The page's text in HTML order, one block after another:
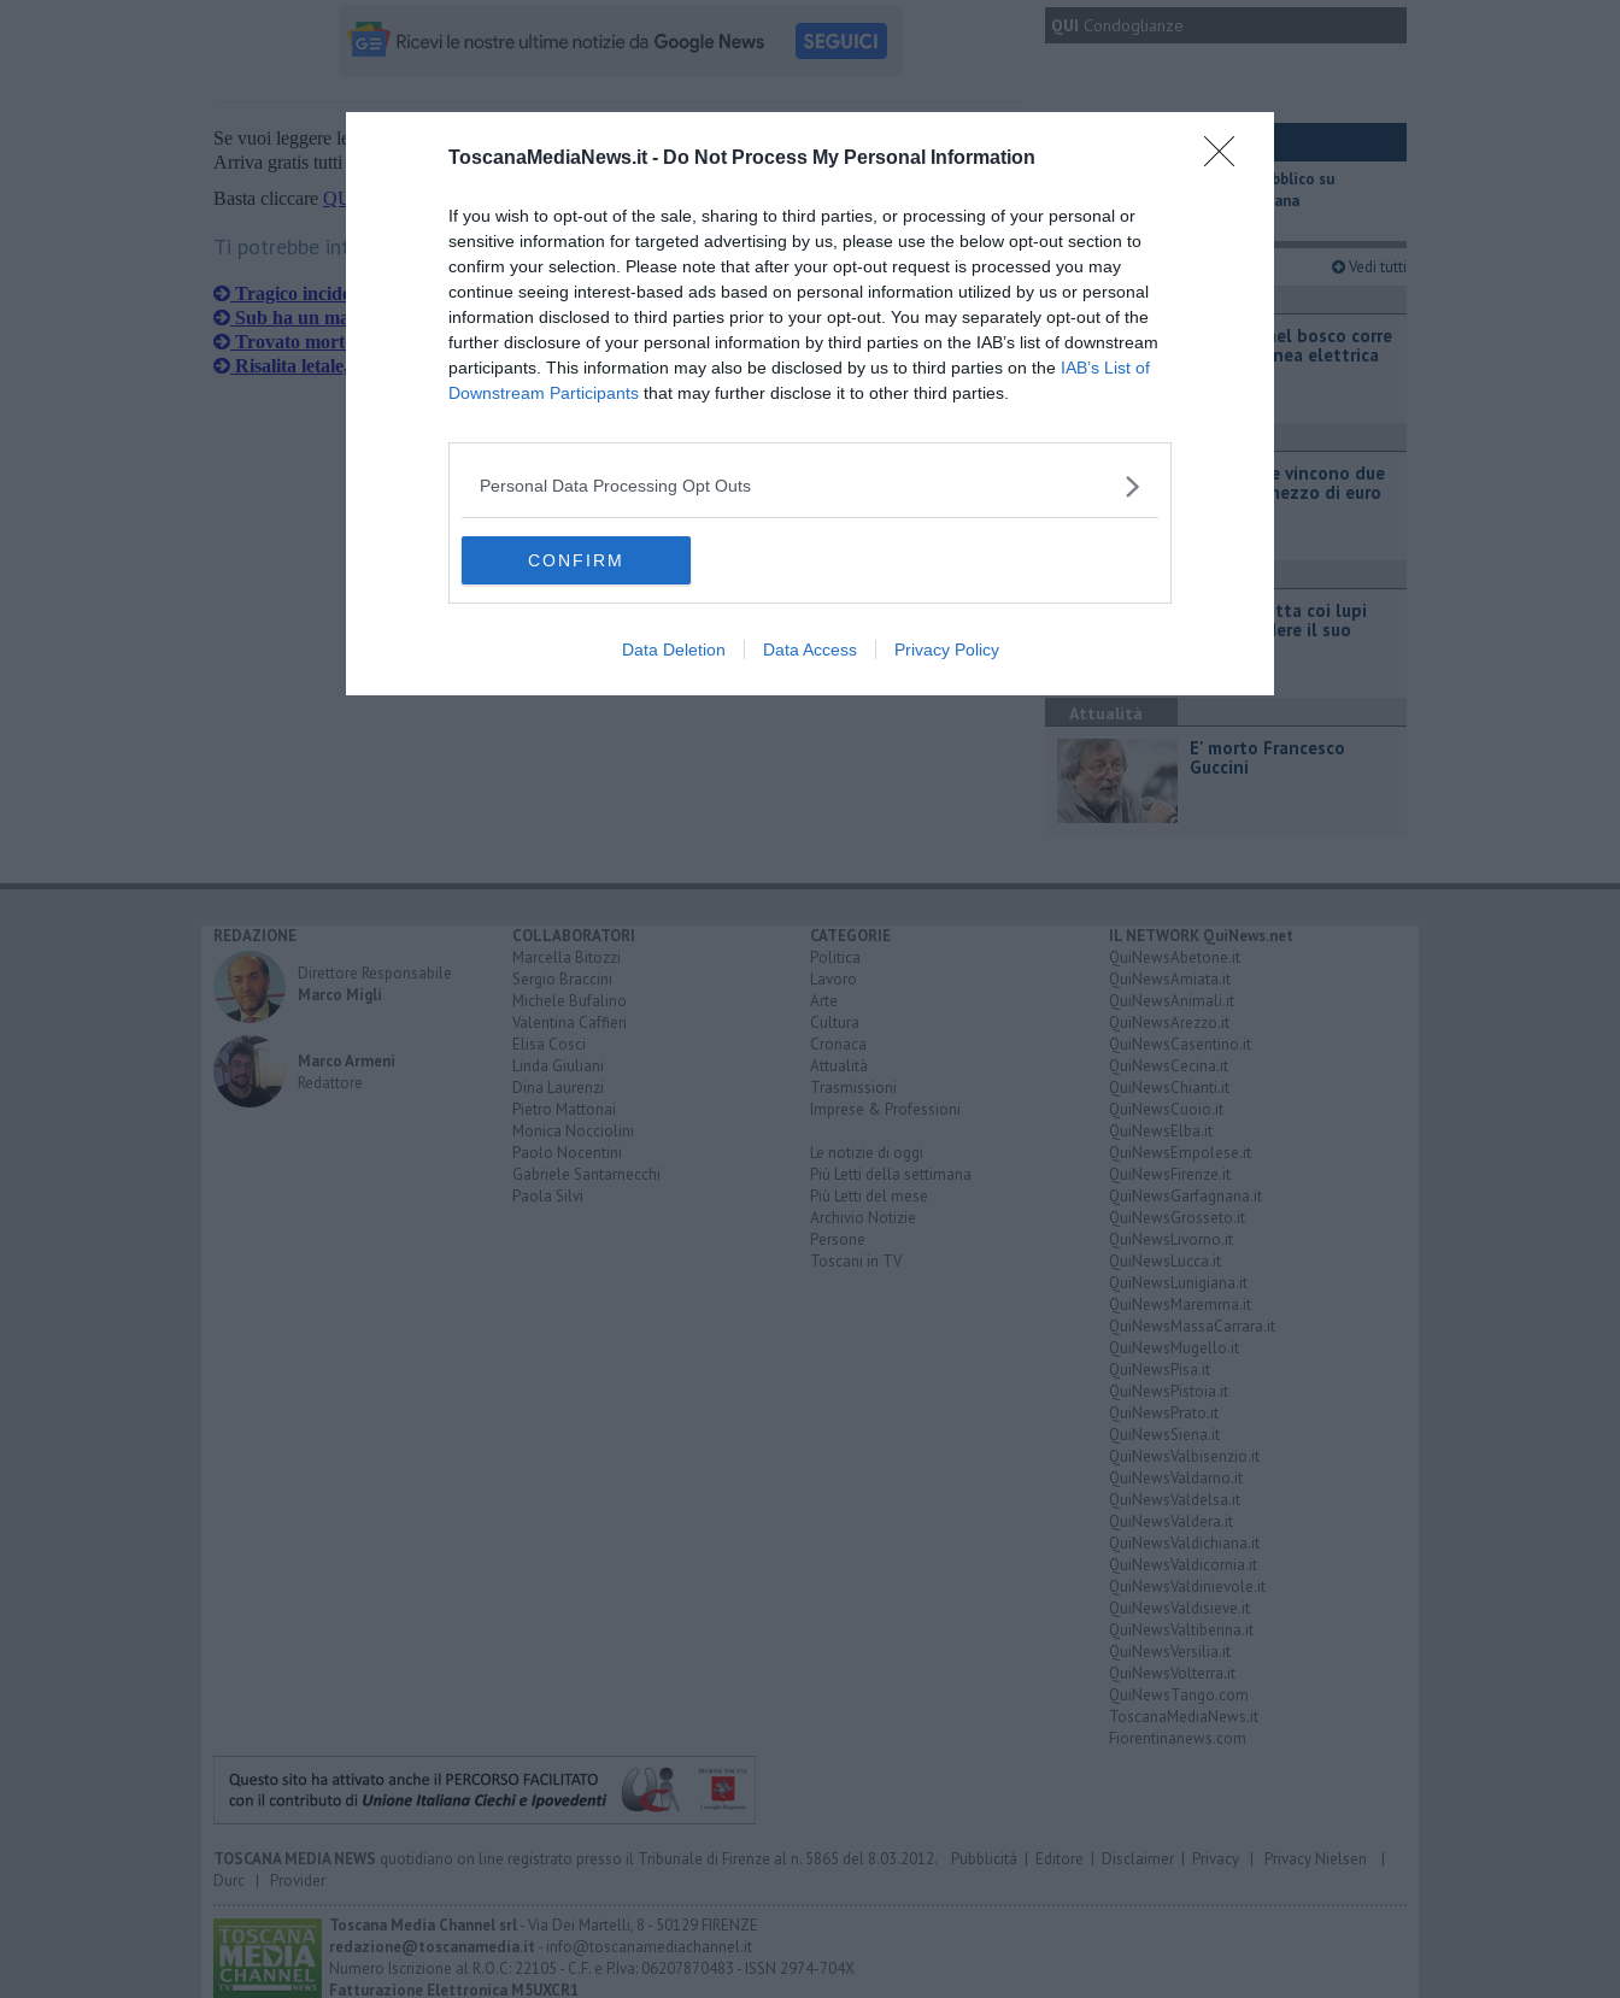
ToscanaMediaNews.it - Do Not Process My Personal Information
If you wish to opt-out of the sale, sharing to third parties, or processing of your personal or
sensitive information for targeted advertising by us, please use the below opt-out section to
confirm your selection. Please note that after your opt-out request is processed you may
continue seeing interest-based ads based on personal information utilized by us or personal
information disclosed to third parties prior to your opt-out. You may separately opt-out of the
further disclosure of your personal information by third parties on the IAB’s list of downstream
participants. This information may also be disclosed by us to third parties on the IAB’s List of
Downstream Participants that may further disclose it to other third parties.
Personal Data Processing Opt Outs
CONFIRM
Data Deletion Data Access Privacy Policy
Se vuoi leggere le notizie principali della Toscana iscriviti alla
Arriva gratis tutti i giorni alle 20:00 direttamente nella tua casella di posta.
Basta cliccare QUI
Ti potrebbe interessare anche:
Tragico incidente sul lungomare, muore a 25 anni
Sub ha un malore, la barca affonda
Trovato morto il pescatore scomparso
Risalita letale, sub muore durante un'immersione
QUI Condoglianze
​Il trasporto pubblico su
gomma in Toscana
Ultimi articoli Vedi tutti
Cronaca
Incendio nel bosco corre
sotto la linea elettrica
Attualità
Grattano e vincono due
milioni e mezzo di euro
Pastora lotta coi lupi
per difendere il suo
Attualità
E' morto Francesco
Guccini
REDAZIONE
Direttore Responsabile
Marco Migli
Marco Armeni
Redattore
COLLABORATORI
Marcella Bitozzi
Sergio Braccini
Michele Bufalino
Valentina Caffieri
Elisa Cosci
Linda Giuliani
Dina Laurenzi
Pietro Mattonai
Monica Nocciolini
Paolo Nocentini
Gabriele Santarnecchi
Paola Silvi
CATEGORIE
Politica
Lavoro
Arte
Cultura
Cronaca
Attualità
Trasmissioni
Imprese & Professioni
Le notizie di oggi
Più Letti della settimana
Più Letti del mese
Archivio Notizie
Persone
Toscani in TV
IL NETWORK QuiNews.net
QuiNewsAbetone.it
QuiNewsAmiata.it
QuiNewsAnimali.it
QuiNewsArezzo.it
QuiNewsCasentino.it
QuiNewsCecina.it
QuiNewsChianti.it
QuiNewsCuoio.it
QuiNewsElba.it
QuiNewsEmpolese.it
QuiNewsFirenze.it
QuiNewsGarfagnana.it
QuiNewsGrosseto.it
QuiNewsLivorno.it
QuiNewsLucca.it
QuiNewsLunigiana.it
QuiNewsMaremma.it
QuiNewsMassaCarrara.it
QuiNewsMugello.it
QuiNewsPisa.it
QuiNewsPistoia.it
QuiNewsPrato.it
QuiNewsSiena.it
QuiNewsValbisenzio.it
QuiNewsValdarno.it
QuiNewsValdelsa.it
QuiNewsValdera.it
QuiNewsValdichiana.it
QuiNewsValdicornia.it
QuiNewsValdinievole.it
QuiNewsValdisieve.it
QuiNewsValtiberina.it
QuiNewsVersilia.it
QuiNewsVolterra.it
QuiNewsTango.com
ToscanaMediaNews.it
Fiorentinanews.com
TOSCANA MEDIA NEWS quotidiano on line registrato presso il Tribunale di Firenze al n. 5865 del 8.03.2012. Pubblicità | Editore | Disclaimer | Privacy | Privacy Nielsen |
Durc | Provider
Toscana Media Channel srl- Via Dei Martelli, 8 - 50129 FIRENZE
redazione@toscanamedia.it - info@toscanamediachannel.it
Numero Iscrizione al R.O.C: 22105 - C.F. e P.Iva: 06207870483 - ISSN 2974-704X
Fatturazione Elettronica M5UXCR1